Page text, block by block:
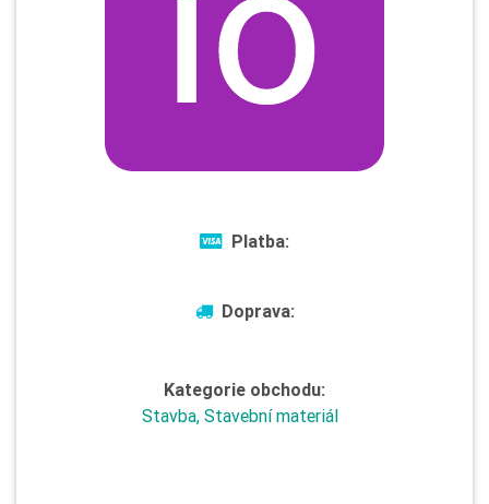
Platba:
Doprava:
Kategorie obchodu:
Stavba, Stavební materiál